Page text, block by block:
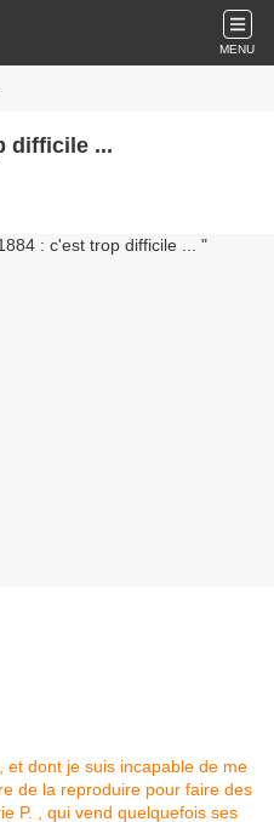
MENU
difficile ...